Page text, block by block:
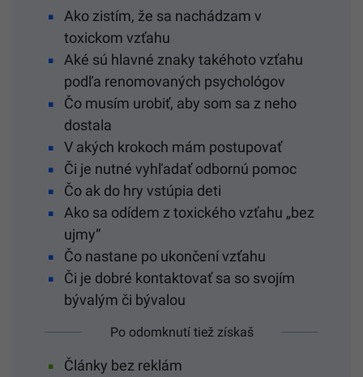
Ako zistím, že sa nachádzam v
toxickom vzťahu
Aké sú hlavné znaky takéhoto vzťahu
podľa renomovaných psychológov
Čo musím urobiť, aby som sa z neho
dostala
V akých krokoch mám postupovať
Či je nutné vyhľadať odbornú pomoc
Čo ak do hry vstúpia deti
Ako sa odídem z toxického vzťahu „bez
ujmy“
Čo nastane po ukončení vzťahu
Či je dobré kontaktovať sa so svojím
bývalým či bývalou
Po odomknutí tiež získaš
Články bez reklám